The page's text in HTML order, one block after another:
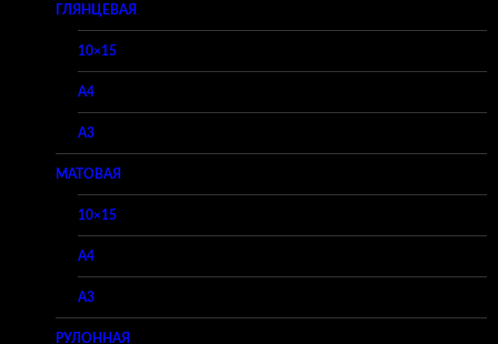
ГЛЯНЦЕВАЯ
10×15
A4
A3
МАТОВАЯ
10×15
A4
A3
РУЛОННАЯ